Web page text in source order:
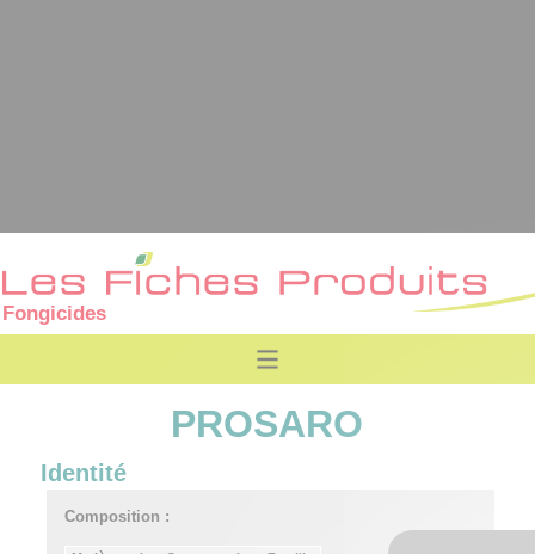
Fongicides
PROSARO
Identité
Composition :